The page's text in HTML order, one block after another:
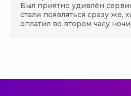
Был приятно удивлён
стали появляться сразу же,
оплатил во втором часу